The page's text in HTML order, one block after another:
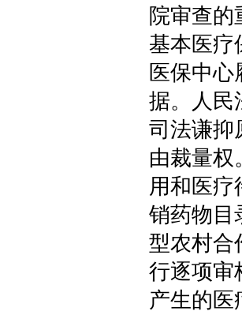
院审查
基本医疗
医保中
据。人民
司法谦抑
由裁量权
用和医疗
销药物目
型农村合
行逐项审
产生的医